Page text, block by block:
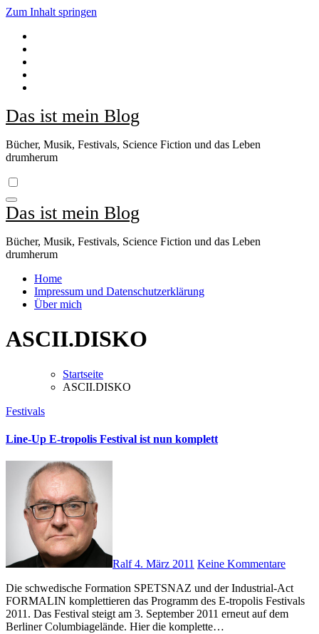
Zum Inhalt springen
Das ist mein Blog
Bücher, Musik, Festivals, Science Fiction und das Leben
drumherum
Das ist mein Blog
Bücher, Musik, Festivals, Science Fiction und das Leben
drumherum
Home
Impressum und Datenschutzerklärung
Über mich
ASCII.DISKO
Startseite
ASCII.DISKO
Festivals
Line-Up E-tropolis Festival ist nun komplett
Ralf4. März 2011 Keine Kommentare
Die schwedische Formation SPETSNAZ und der Industrial-Act
FORMALIN komplettieren das Programm des E-tropolis Festivals
2011. Das Festival steigt am 3. September 2011 erneut auf dem
Berliner Columbiagelände. Hier die komplette…